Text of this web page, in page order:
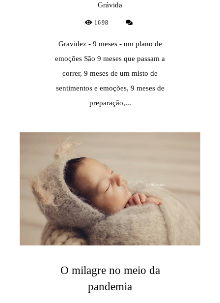
Grávida
1698
Gravidez - 9 meses - um plano de
emoções São 9 meses que passam a
correr, 9 meses de um misto de
sentimentos e emoções, 9 meses de
preparação,...
O milagre no meio da
pandemia